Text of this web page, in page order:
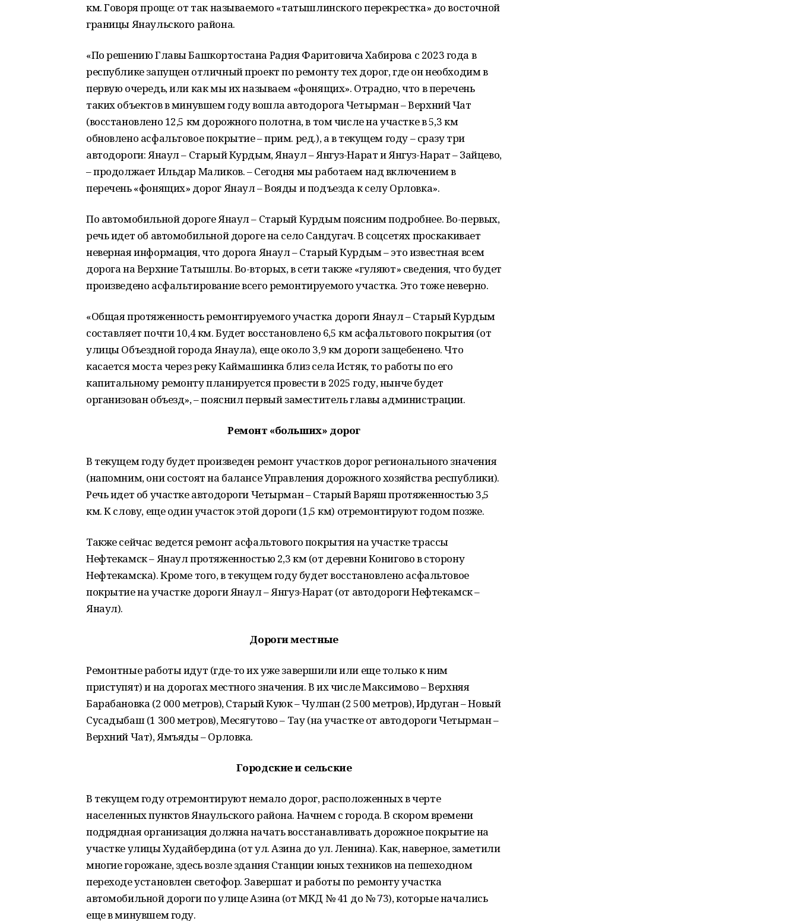
км. Говоря проще: от так называемого «татышлинского перекрестка» до восточной
границы Янаульского района.
«По решению Главы Башкортостана Радия Фаритовича Хабирова с 2023 года в
республике запущен отличный проект по ремонту тех дорог, где он необходим в
первую очередь, или как мы их называем «фонящих». Отрадно, что в перечень
таких объектов в минувшем году вошла автодорога Четырман – Верхний Чат
(восстановлено 12,5 км дорожного полотна, в том числе на участке в 5,3 км
обновлено асфальтовое покрытие – прим. ред.), а в текущем году – сразу три
автодороги: Янаул – Старый Курдым, Янаул – Янгуз-Нарат и Янгуз-Нарат – Зайцево,
– продолжает Ильдар Маликов. – Сегодня мы работаем над включением в
перечень «фонящих» дорог Янаул – Вояды и подъезда к селу Орловка».
По автомобильной дороге Янаул – Старый Курдым поясним подробнее. Во-первых,
речь идет об автомобильной дороге на село Сандугач. В соцсетях проскакивает
неверная информация, что дорога Янаул – Старый Курдым – это известная всем
дорога на Верхние Татышлы. Во-вторых, в сети также «гуляют» сведения, что будет
произведено асфальтирование всего ремонтируемого участка. Это тоже неверно.
«Общая протяженность ремонтируемого участка дороги Янаул – Старый Курдым
составляет почти 10,4 км. Будет восстановлено 6,5 км асфальтового покрытия (от
улицы Объездной города Янаула), еще около 3,9 км дороги защебенено. Что
касается моста через реку Каймашинка близ села Истяк, то работы по его
капитальному ремонту планируется провести в 2025 году, нынче будет
организован объезд», – пояснил первый заместитель главы администрации.
Ремонт «больших» дорог
В текущем году будет произведен ремонт участков дорог регионального значения
(напомним, они состоят на балансе Управления дорожного хозяйства республики).
Речь идет об участке автодороги Четырман – Старый Варяш протяженностью 3,5
км. К слову, еще один участок этой дороги (1,5 км) отремонтируют годом позже.
Также сейчас ведется ремонт асфальтового покрытия на участке трассы
Нефтекамск – Янаул протяженностью 2,3 км (от деревни Конигово в сторону
Нефтекамска). Кроме того, в текущем году будет восстановлено асфальтовое
покрытие на участке дороги Янаул – Янгуз-Нарат (от автодороги Нефтекамск –
Янаул).
Дороги местные
Ремонтные работы идут (где-то их уже завершили или еще только к ним
приступят) и на дорогах местного значения. В их числе Максимово – Верхняя
Барабановка (2 000 метров), Старый Куюк – Чулпан (2 500 метров), Ирдуган – Новый
Сусадыбаш (1 300 метров), Месягутово – Тау (на участке от автодороги Четырман –
Верхний Чат), Ямъяды – Орловка.
Городские и сельские
В текущем году отремонтируют немало дорог, расположенных в черте
населенных пунктов Янаульского района. Начнем с города. В скором времени
подрядная организация должна начать восстанавливать дорожное покрытие на
участке улицы Худайбердина (от ул. Азина до ул. Ленина). Как, наверное, заметили
многие горожане, здесь возле здания Станции юных техников на пешеходном
переходе установлен светофор. Завершат и работы по ремонту участка
автомобильной дороги по улице Азина (от МКД № 41 до № 73), которые начались
еще в минувшем году.